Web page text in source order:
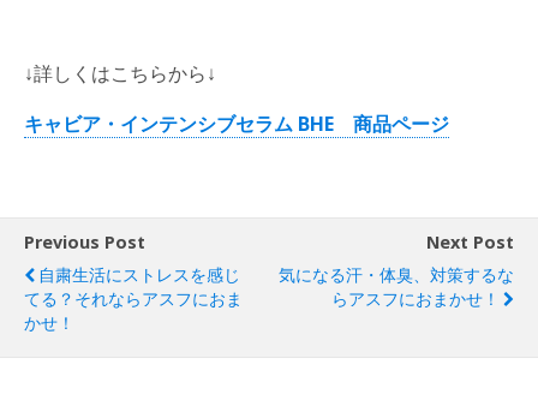
↓詳しくはこちらから↓
キャビア・インテンシブセラム BHE 商品ページ
Previous Post
自粛生活にストレスを感じ
てる？それならアスフにおま
かせ！
Next Post
気になる汗・体臭、対策するな
らアスフにおまかせ！